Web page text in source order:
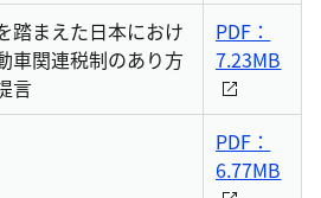
踏まえた日本におけ
車関連税制のあり方
言
PDF：
7.23MB
PDF：
6.77MB